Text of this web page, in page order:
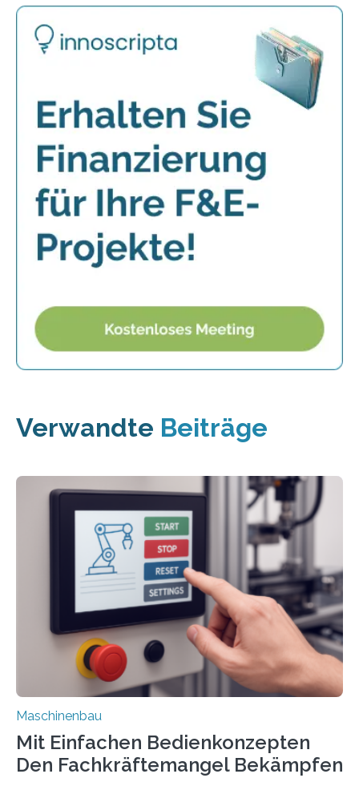
Verwandte Beiträge
Maschinenbau
Mit Einfachen Bedienkonzepten
Den Fachkräftemangel Bekämpfen